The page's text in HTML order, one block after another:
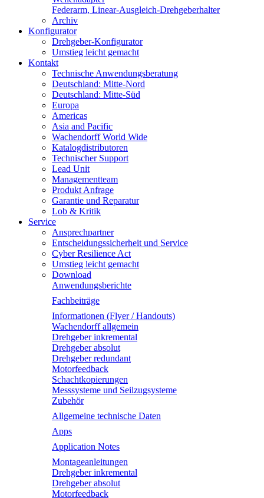
Federarm, Linear-Ausgleich-Drehgeberhalter
Archiv
Konfigurator
Drehgeber-Konfigurator
Umstieg leicht gemacht
Kontakt
Technische Anwendungsberatung
Deutschland: Mitte-Nord
Deutschland: Mitte-Süd
Europa
Americas
Asia and Pacific
Wachendorff World Wide
Katalogdistributoren
Technischer Support
Lead Unit
Managementteam
Produkt Anfrage
Garantie und Reparatur
Lob & Kritik
Service
Ansprechpartner
Entscheidungssicherheit und Service
Cyber Resilience Act
Umstieg leicht gemacht
Download
Anwendungsberichte
Fachbeiträge
Informationen (Flyer / Handouts)
Wachendorff allgemein
Drehgeber inkremental
Drehgeber absolut
Drehgeber redundant
Motorfeedback
Schachtkopierungen
Messsysteme und Seilzugsysteme
Zubehör
Allgemeine technische Daten
Apps
Application Notes
Montageanleitungen
Drehgeber inkremental
Drehgeber absolut
Motorfeedback